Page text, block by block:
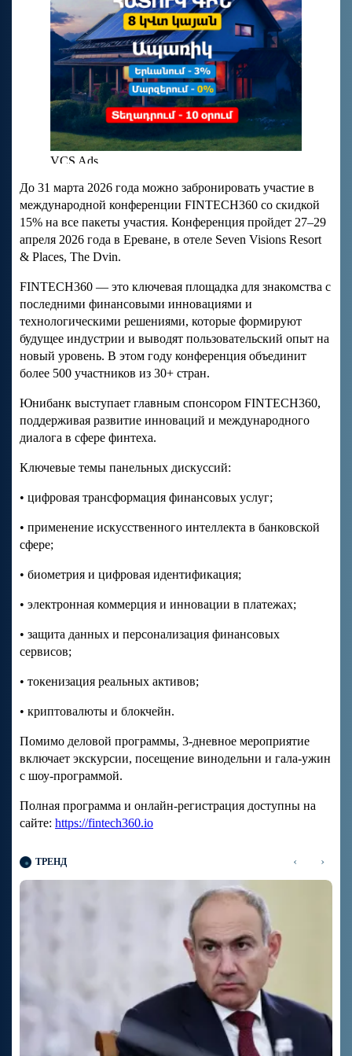
До 31 марта 2026 года можно забронировать участие в
международной конференции FINTECH360 со скидкой
15% на все пакеты участия. Конференция пройдет 27–29
апреля 2026 года в Ереване, в отеле Seven Visions Resort
& Places, The Dvin.
FINTECH360 — это ключевая площадка для знакомства с
последними финансовыми инновациями и
технологическими решениями, которые формируют
будущее индустрии и выводят пользовательский опыт на
новый уровень. В этом году конференция объединит
более 500 участников из 30+ стран.
Юнибанк выступает главным спонсором FINTECH360,
поддерживая развитие инноваций и международного
диалога в сфере финтеха.
Ключевые темы панельных дискуссий:
• цифровая трансформация финансовых услуг;
• применение искусственного интеллекта в банковской
сфере;
• биометрия и цифровая идентификация;
• электронная коммерция и инновации в платежах;
• защита данных и персонализация финансовых
сервисов;
• токенизация реальных активов;
• криптовалюты и блокчейн.
Помимо деловой программы, 3-дневное мероприятие
включает экскурсии, посещение винодельни и гала-ужин
с шоу-программой.
Полная программа и онлайн-регистрация доступны на
сайте: https://fintech360.io
ТРЕНД ‹ ›